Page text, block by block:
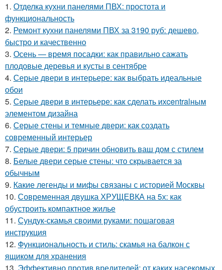
1. Отделка кухни панелями ПВХ: простота и
функциональность
2. Ремонт кухни панелями ПВХ за 3190 руб: дешево,
быстро и качественно
3. Осень — время посадки: как правильно сажать
плодовые деревья и кусты в сентябре
4. Серые двери в интерьере: как выбрать идеальные
обои
5. Серые двери в интерьере: как сделать ихcentralным
элементом дизайна
6. Серые стены и темные двери: как создать
современный интерьер
7. Серые двери: 5 причин обновить ваш дом с стилем
8. Белые двери серые стены: что скрывается за
обычным
9. Какие легенды и мифы связаны с историей Москвы
10. Современная двушка ХРУЩЕВКА на 5х: как
обустроить компактное жилье
11. Сундук-скамья своими руками: пошаговая
инструкция
12. Функциональность и стиль: скамья на балкон с
ящиком для хранения